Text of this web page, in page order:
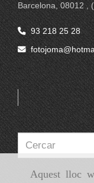
Aquest lloc
Barcelona,08012,
93 218 25 28
fotojoma